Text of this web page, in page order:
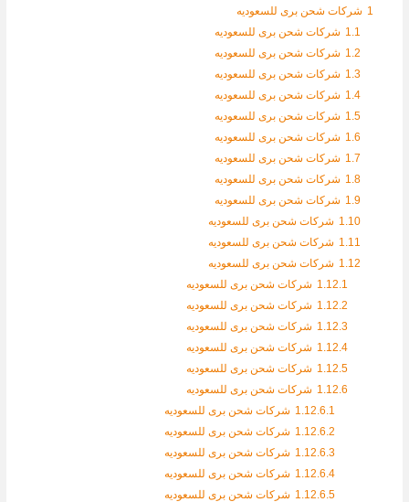
1 شركات شحن برى للسعوديه
1.1 شركات شحن برى للسعوديه
1.2 شركات شحن برى للسعوديه
1.3 شركات شحن برى للسعوديه
1.4 شركات شحن برى للسعوديه
1.5 شركات شحن برى للسعوديه
1.6 شركات شحن برى للسعوديه
1.7 شركات شحن برى للسعوديه
1.8 شركات شحن برى للسعوديه
1.9 شركات شحن برى للسعوديه
1.10 شركات شحن برى للسعوديه
1.11 شركات شحن برى للسعوديه
1.12 شركات شحن برى للسعوديه
1.12.1 شركات شحن برى للسعوديه
1.12.2 شركات شحن برى للسعوديه
1.12.3 شركات شحن برى للسعوديه
1.12.4 شركات شحن برى للسعوديه
1.12.5 شركات شحن برى للسعوديه
1.12.6 شركات شحن برى للسعوديه
1.12.6.1 شركات شحن برى للسعوديه
1.12.6.2 شركات شحن برى للسعوديه
1.12.6.3 شركات شحن برى للسعوديه
1.12.6.4 شركات شحن برى للسعوديه
1.12.6.5 شركات شحن برى للسعوديه